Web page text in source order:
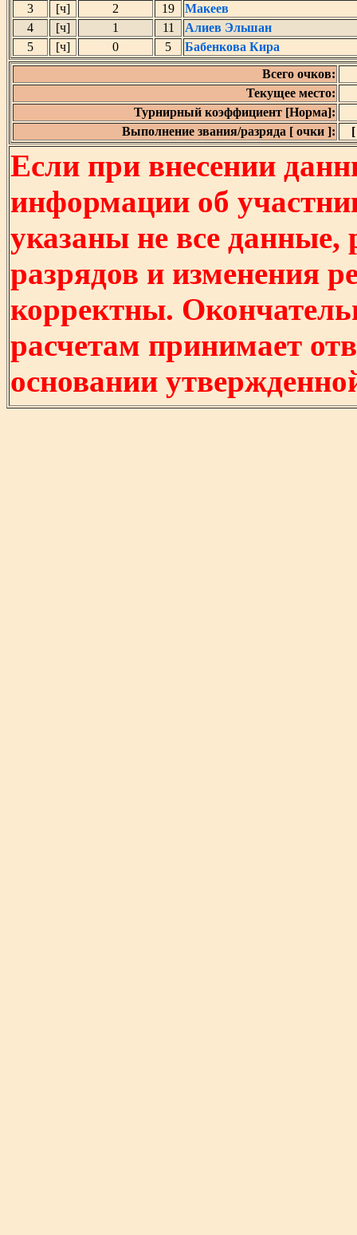
3
[ч] 2 19
Макеев
4
[ч] 1 11
Алиев Эльшан
5
[ч] 0 5
Бабенкова Кира
Всего очков:
Текущее место:
Турнирный коэффициент [Норма]:
Выполнение звания/разряда [ очки ]:
Если при внесении
информации об
указаны не все
разрядов и изменения
корректны.
расчетам принимает
основании